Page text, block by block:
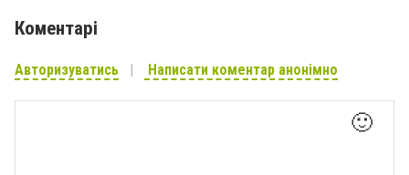
Коментарі
Авторизуватись Написати коментар анонімно
🙂